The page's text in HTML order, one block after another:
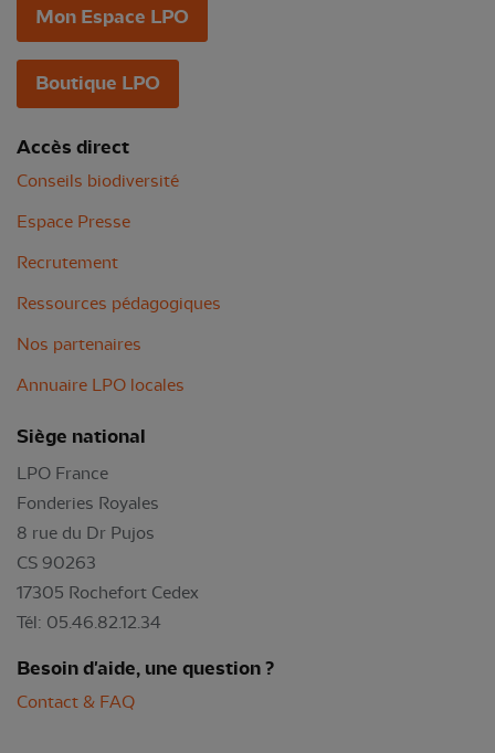
Mon Espace LPO
Boutique LPO
Accès direct
Conseils biodiversité
Espace Presse
Recrutement
Ressources pédagogiques
Nos partenaires
Annuaire LPO locales
Siège national
LPO France
Fonderies Royales
8 rue du Dr Pujos
CS 90263
17305 Rochefort Cedex
Tél: 05.46.82.12.34
Besoin d'aide, une question ?
Contact & FAQ